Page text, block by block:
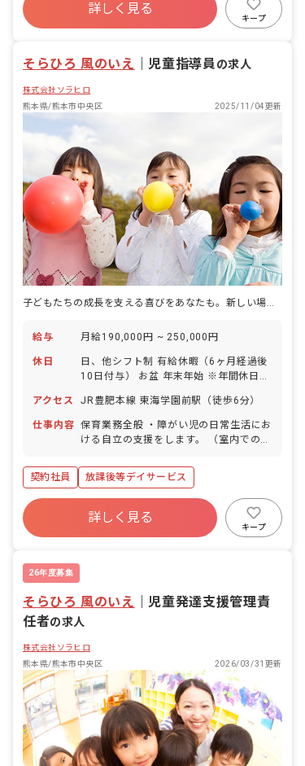
詳しく見る
キープ
そらひろ 風のいえ ｜児童指導員の求人
株式会社ソラヒロ
熊本県/熊本市中央区
2025/11/04更新
子どもたちの成長を支える喜びをあなたも。新しい場所で輝く未来を見つけませんか？
給与 月給190,000円 ~ 250,000円
休日
日、他シフト制 有給休暇（6ヶ月経過後
10日付与） お盆 年末年始 ※年間休日
アクセス
JR豊肥本線 東海学園前駅（徒歩6分）
仕事内容 保育業務全般 ・障がい児の日常生活にお
ける自立の支援をします。 （室内での
等の支援） ・送迎業務（社用車:軽、普
通自動車 AT車） ・定員10名の児童に対
して支援員4~6名で担当します。 ・その
他、上記に付随する業務。 ・土、祝日勤
契約社員 放課後等デイサービス
詳しく見る
キープ
26年度募集
そらひろ 風のいえ ｜児童発達支援管理責
任者の求人
株式会社ソラヒロ
熊本県/熊本市中央区
2026/03/31更新